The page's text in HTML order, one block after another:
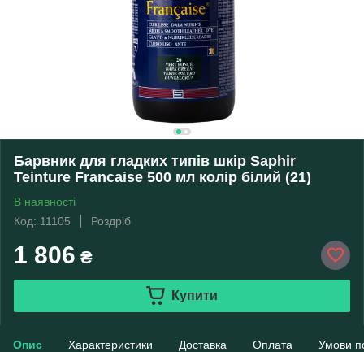
Барвник для гладких типів шкір Saphir
Teinture Francaise 500 мл колір білий (21)
В наявності
Код: 11105
Роздріб
1 806 ₴
Купити
Опис Характеристики Доставка Оплата Умови